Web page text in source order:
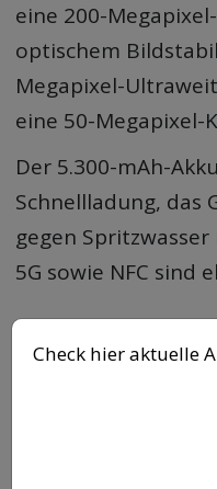
eine 200-
optischem
Megapixel-
eine 50-Megapixel-
Der 5.300-mAh-
Schnellladung, das
gegen
5G sowie NFC sind
Check hier aktuelle